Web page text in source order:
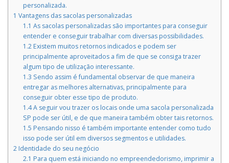
personalizada.
1 Vantagens das sacolas personalizadas
1.1 As sacolas personalizadas são importantes para conseguir
entender e conseguir trabalhar com diversas possibilidades.
1.2Existem muitos retornos indicados e podem ser
principalmente aproveitados a fim de que se consiga trazer
algum tipo de utilização interessante.
1.3 Sendo assim é fundamental observar de que maneira
entregar as melhores alternativas, principalmente para
conseguir obter esse tipo de produto.
1.4A seguir vou trazer os locais onde uma sacola personalizada
SP pode ser útil, e de que maneira também obter tais retornos.
1.5 Pensando nisso é também importante entender como tudo
isso pode ser útil em diversos segmentos e utilidades.
2 Identidade do seu negócio
2.1 Para quem está iniciando no empreendedorismo, imprimir a